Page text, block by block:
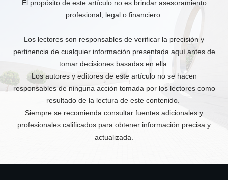
El propósito de este artículo no es brindar asesoramiento
profesional, legal o financiero.
Los lectores son responsables de verificar la precisión y
pertinencia de cualquier información presentada aquí antes de
tomar decisiones basadas en ella.
Los autores y editores de este artículo no se hacen
responsables de ninguna acción tomada por los lectores como
resultado de la lectura de este contenido.
Siempre se recomienda consultar fuentes adicionales y
profesionales calificados para obtener información precisa y
actualizada.